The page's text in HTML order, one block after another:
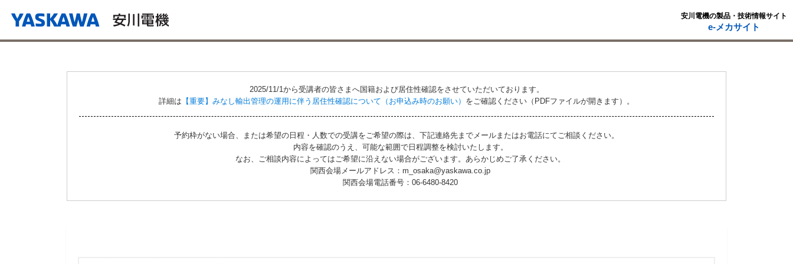
安川電機の製品・技術情報サイト
e-メカサイト
2025/11/1から受講者の皆さまへ国籍および居住性確認をさせていただいております。
詳細は 【重要】みなし輸出管理の運用に伴う居住性確認について（お申込み時のお願い） をご確認ください（PDFファイルが開きます）。
予約枠がない場合、または希望の日程・人数での受講をご希望の際は、下記連絡先までメールまたはお電話にてご相談ください。
内容を確認のうえ、可能な範囲で日程調整を検討いたします。
なお、ご相談内容によってはご希望に沿えない場合がございます。あらかじめご了承ください。
関西会場メールアドレス：m_osaka@yaskawa.co.jp
関西会場電話番号：06-6480-8420